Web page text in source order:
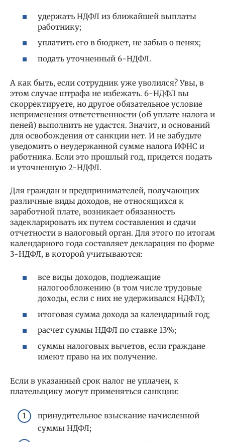
удержать НДФЛ из ближайшей выплаты
работнику;
уплатить его в бюджет, не забыв о пенях;
подать уточненный 6-НДФЛ.
А как быть, если сотрудник уже уволился? Увы, в
этом случае штрафа не избежать. 6-НДФЛ вы
скорректируете, но другое обязательное условие
неприменения ответственности (об уплате налога и
пеней) выполнить не удастся. Значит, и оснований
для освобождения от санкции нет. И не забудьте
уведомить о неудержанной сумме налога ИФНС и
работника. Если это прошлый год, придется подать
и уточненную 2-НДФЛ.
Для граждан и предпринимателей, получающих
различные виды доходов, не относящихся к
заработной плате, возникает обязанность
задекларировать их путем составления и сдачи
отчетности в налоговый орган. Для этого по итогам
календарного года составляет декларация по форме
3-НДФЛ, в которой учитываются:
все виды доходов, подлежащие
налогообложению (в том числе трудовые
доходы, если с них не удерживался НДФЛ);
итоговая сумма дохода за календарный год;
расчет суммы НДФЛ по ставке 13%;
суммы налоговых вычетов, если граждане
имеют право на их получение.
Если в указанный срок налог не уплачен, к
плательщику могут применяться санкции:
принудительное взыскание начисленной
суммы НДФЛ;